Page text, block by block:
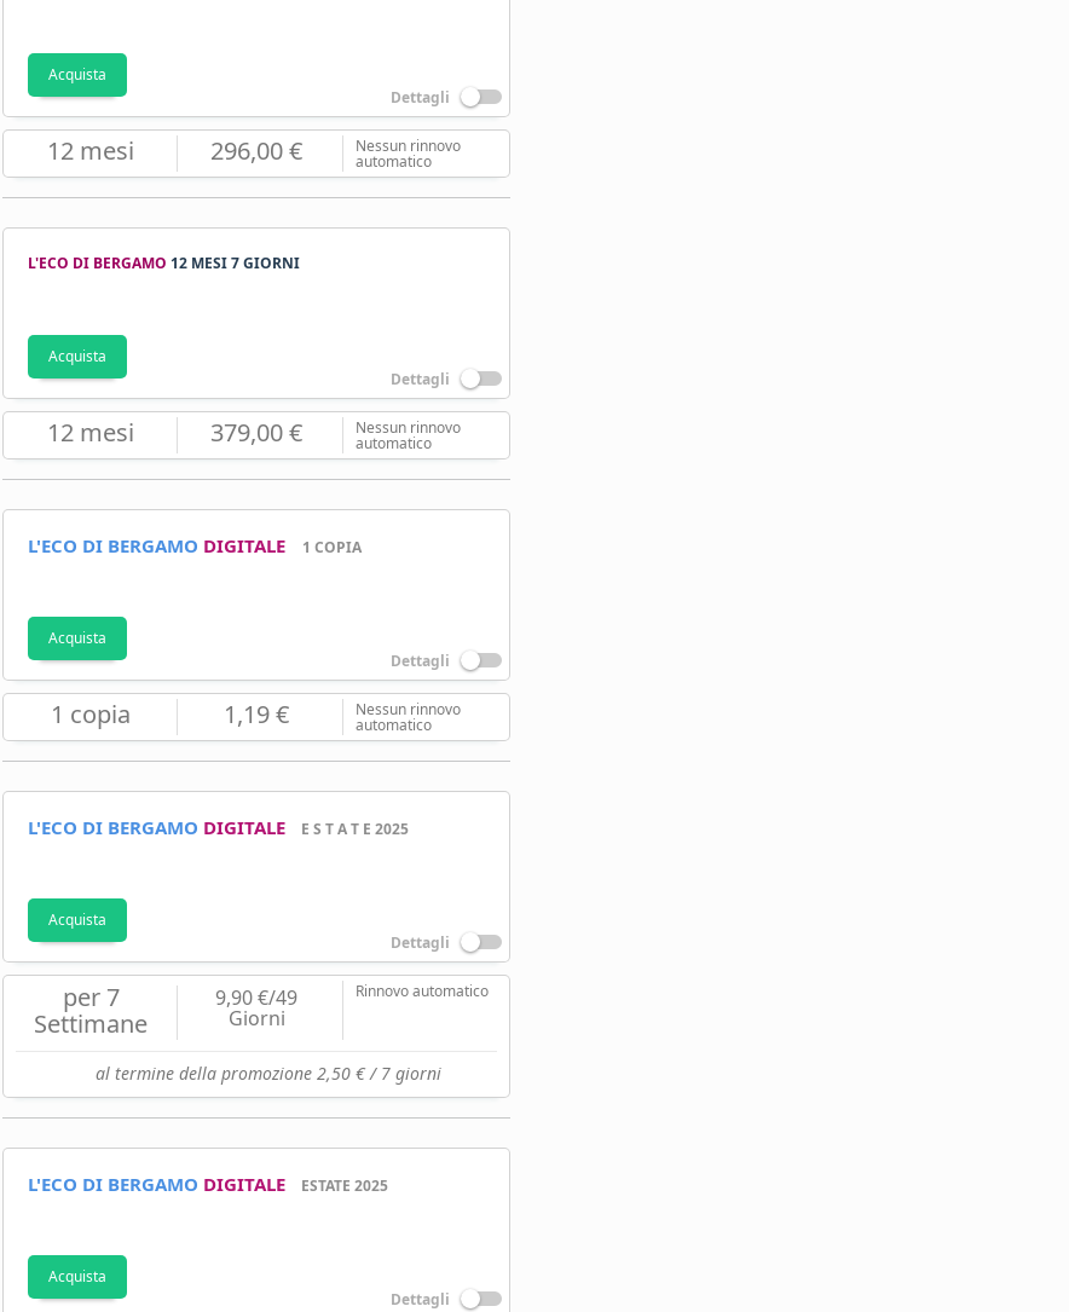
Acquista
Dettagli
12 mesi 296,00 € Nessun rinnovo
automatico
L'ECO DI BERGAMO 12 MESI 7 GIORNI
Acquista
Dettagli
12 mesi 379,00 € Nessun rinnovo
automatico
L'ECO DI BERGAMO DIGITALE 1 COPIA
Acquista
Dettagli
1 copia 1,19 € Nessun rinnovo
automatico
L'ECO DI BERGAMO DIGITALE E S T A T E 2025
Acquista
Dettagli
per 7
Settimane
9,90 €/49
Giorni
Rinnovo automatico
al termine della promozione 2,50 € / 7 giorni
L'ECO DI BERGAMO DIGITALE ESTATE 2025
Acquista
Dettagli